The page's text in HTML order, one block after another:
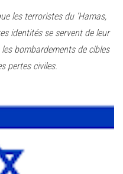
les terroristes du ‘Hamas,
identités se servent de leur
bombardements de cibles
pertes civiles.